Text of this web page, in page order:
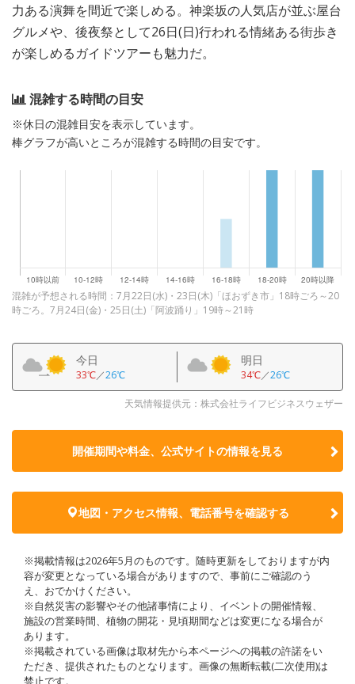
力ある演舞を間近で楽しめる。神楽坂の人気店が並ぶ屋台
グルメや、後夜祭として26日(日)行われる情緒ある街歩き
が楽しめるガイドツアーも魅力だ。
混雑する時間の目安
※休日の混雑目安を表示しています。
棒グラフが高いところが混雑する時間の目安です。
混雑が予想される時間：7月22日(水)・23日(木)「ほおずき市」18時ごろ～20
時ごろ。7月24日(金)・25日(土)「阿波踊り」19時～21時
今日
33℃／26℃
明日
34℃／26℃
天気情報提供元：株式会社ライフビジネスウェザー
開催期間や料金、公式サイトの情報を見る
地図・アクセス情報、電話番号を確認する
※掲載情報は2026年5月のものです。随時更新をしておりますが内
容が変更となっている場合がありますので、事前にご確認のう
え、おでかけください。
※自然災害の影響やその他諸事情により、イベントの開催情報、
施設の営業時間、植物の開花・見頃期間などは変更になる場合が
あります。
※掲載されている画像は取材先から本ページへの掲載の許諾をい
ただき、提供されたものとなります。画像の無断転載(二次使用)は
禁止です。